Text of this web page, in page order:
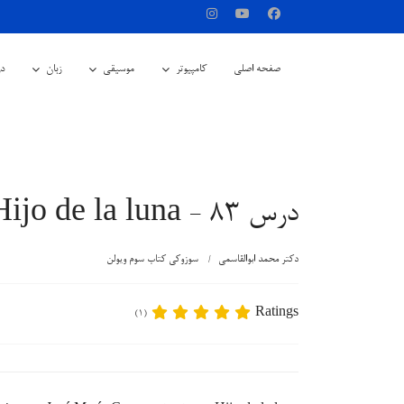
صفحه اصلی کامپیوتر موسیقی زبان
درس 83 - Hijo de la luna
دکتر محمد ابوالقاسمی سوزوکی کتاب سوم ویولن
Ratings
(1)